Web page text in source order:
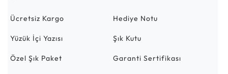
Ücretsiz Kargo Hediye Notu
Yüzük İçi Yazısı Şık Kutu
Özel Şık Paket Garanti Sertifikası